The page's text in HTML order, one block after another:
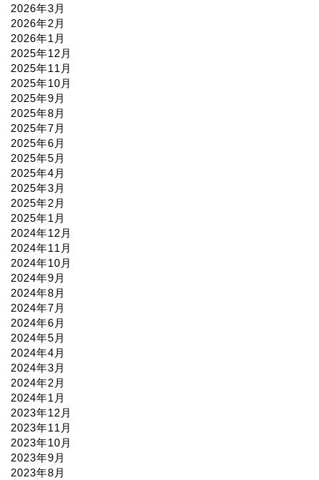
2026年3月
2026年2月
2026年1月
2025年12月
2025年11月
2025年10月
2025年9月
2025年8月
2025年7月
2025年6月
2025年5月
2025年4月
2025年3月
2025年2月
2025年1月
2024年12月
2024年11月
2024年10月
2024年9月
2024年8月
2024年7月
2024年6月
2024年5月
2024年4月
2024年3月
2024年2月
2024年1月
2023年12月
2023年11月
2023年10月
2023年9月
2023年8月